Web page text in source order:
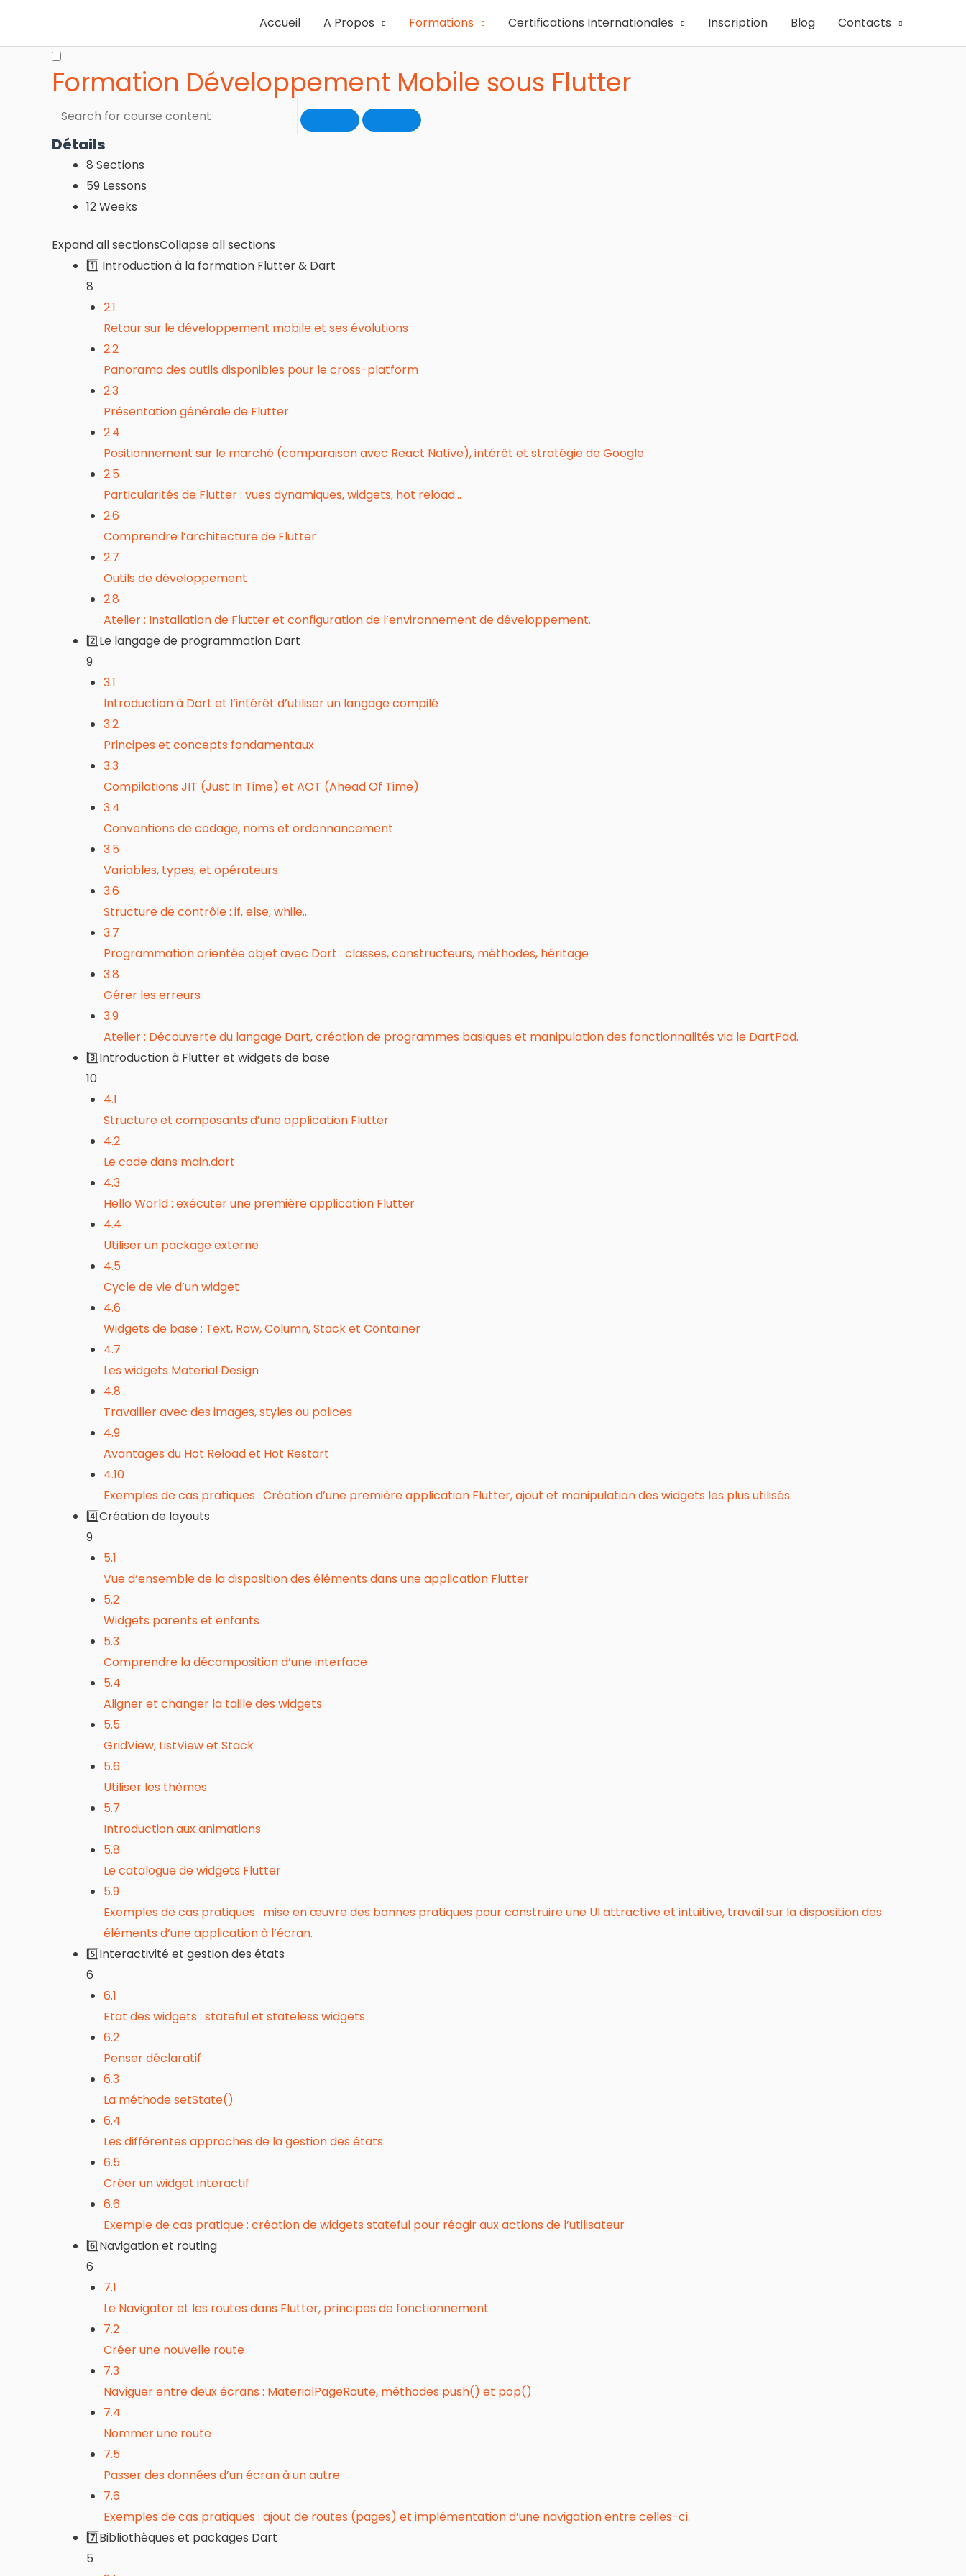
Accueil A Propos Formations Certifications Internationales Inscription Blog Contacts
Formation Développement Mobile sous Flutter
Détails
8 Sections
59 Lessons
12 Weeks
Expand all sectionsCollapse all sections
1️⃣ Introduction à la formation Flutter & Dart
8
2.1
Retour sur le développement mobile et ses évolutions
2.2
Panorama des outils disponibles pour le cross-platform
2.3
Présentation générale de Flutter
2.4
Positionnement sur le marché (comparaison avec React Native), intérêt et stratégie de Google
2.5
Particularités de Flutter : vues dynamiques, widgets, hot reload…
2.6
Comprendre l’architecture de Flutter
2.7
Outils de développement
2.8
Atelier : Installation de Flutter et configuration de l’environnement de développement.
2️⃣Le langage de programmation Dart
9
3.1
Introduction à Dart et l’intérêt d’utiliser un langage compilé
3.2
Principes et concepts fondamentaux
3.3
Compilations JIT (Just In Time) et AOT (Ahead Of Time)
3.4
Conventions de codage, noms et ordonnancement
3.5
Variables, types, et opérateurs
3.6
Structure de contrôle : if, else, while…
3.7
Programmation orientée objet avec Dart : classes, constructeurs, méthodes, héritage
3.8
Gérer les erreurs
3.9
Atelier : Découverte du langage Dart, création de programmes basiques et manipulation des fonctionnalités via le DartPad.
3️⃣Introduction à Flutter et widgets de base
10
4.1
Structure et composants d’une application Flutter
4.2
Le code dans main.dart
4.3
Hello World : exécuter une première application Flutter
4.4
Utiliser un package externe
4.5
Cycle de vie d’un widget
4.6
Widgets de base : Text, Row, Column, Stack et Container
4.7
Les widgets Material Design
4.8
Travailler avec des images, styles ou polices
4.9
Avantages du Hot Reload et Hot Restart
4.10
Exemples de cas pratiques : Création d’une première application Flutter, ajout et manipulation des widgets les plus utilisés.
4️⃣Création de layouts
9
5.1
Vue d’ensemble de la disposition des éléments dans une application Flutter
5.2
Widgets parents et enfants
5.3
Comprendre la décomposition d’une interface
5.4
Aligner et changer la taille des widgets
5.5
GridView, ListView et Stack
5.6
Utiliser les thèmes
5.7
Introduction aux animations
5.8
Le catalogue de widgets Flutter
5.9
Exemples de cas pratiques : mise en œuvre des bonnes pratiques pour construire une UI attractive et intuitive, travail sur la disposition des
éléments d’une application à l’écran.
5️⃣Interactivité et gestion des états
6
6.1
Etat des widgets : stateful et stateless widgets
6.2
Penser déclaratif
6.3
La méthode setState()
6.4
Les différentes approches de la gestion des états
6.5
Créer un widget interactif
6.6
Exemple de cas pratique : création de widgets stateful pour réagir aux actions de l’utilisateur
6️⃣Navigation et routing
6
7.1
Le Navigator et les routes dans Flutter, principes de fonctionnement
7.2
Créer une nouvelle route
7.3
Naviguer entre deux écrans : MaterialPageRoute, méthodes push() et pop()
7.4
Nommer une route
7.5
Passer des données d’un écran à un autre
7.6
Exemples de cas pratiques : ajout de routes (pages) et implémentation d’une navigation entre celles-ci.
7️⃣Bibliothèques et packages Dart
5